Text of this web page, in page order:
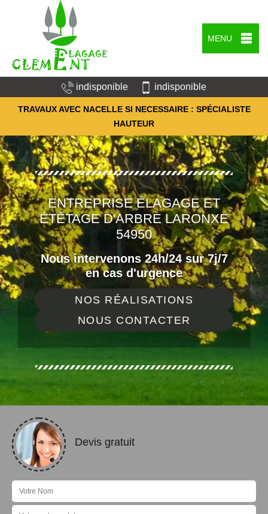
MENU
indisponible indisponible
TRAVAUX AVEC NACELLE SI NECESSAIRE : SPÉCIALISTE
HAUTEUR
ENTREPRISE ÉLAGAGE ET
ÉTÊTAGE D'ARBRE LARONXE
54950
Nous intervenons 24h/24 sur 7j/7
en cas d'urgence
NOS RÉALISATIONS
NOUS CONTACTER
Devis gratuit